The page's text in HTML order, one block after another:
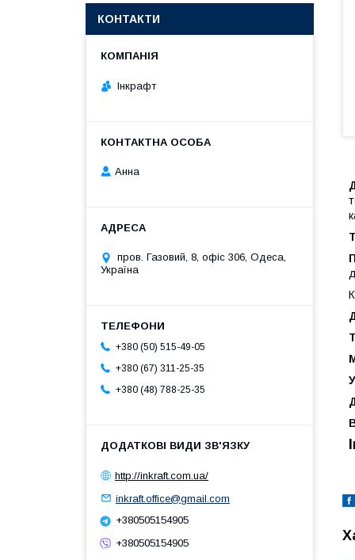
КОНТАКТИ
Інкрафт
Анна
пров. Газовий, 8, офіс 306, Одеса,
Україна
+380 (50) 515-49-05
+380 (67) 311-25-35
+380 (48) 788-25-35
http://inkraft.com.ua/
inkraft.office@gmail.com
+380505154905
+380505154905